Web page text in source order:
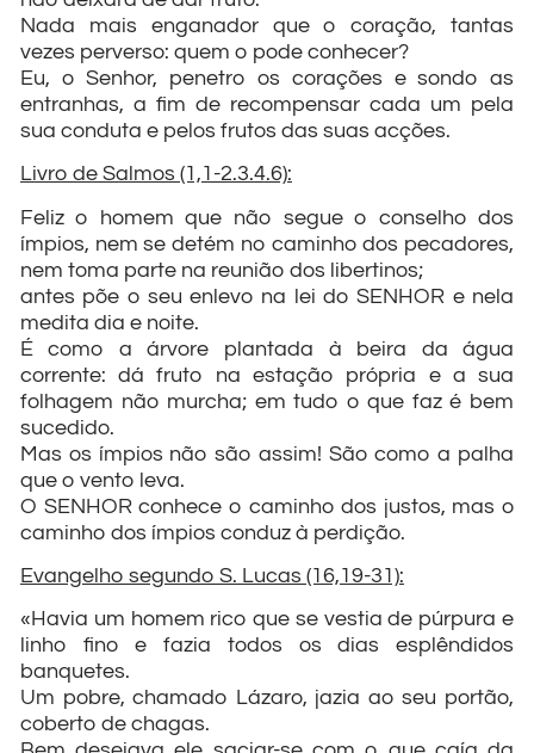
Nada mais enganador que o coração, tantas
vezes perverso: quem o pode conhecer?
Eu, o Senhor, penetro os corações e sondo as
entranhas, a fim de recompensar cada um pela
sua conduta e pelos frutos das suas acções.
Livro de Salmos (1,1-2.3.4.6):
Feliz o homem que não segue o conselho dos
ímpios, nem se detém no caminho dos pecadores,
nem toma parte na reunião dos libertinos;
antes põe o seu enlevo na lei do SENHOR e nela
medita dia e noite.
É como a árvore plantada à beira da água
corrente: dá fruto na estação própria e a sua
folhagem não murcha; em tudo o que faz é bem
sucedido.
Mas os ímpios não são assim! São como a palha
que o vento leva.
O SENHOR conhece o caminho dos justos, mas o
caminho dos ímpios conduz à perdição.
Evangelho segundo S. Lucas (16,19-31):
«Havia um homem rico que se vestia de púrpura e
linho fino e fazia todos os dias esplêndidos
banquetes.
Um pobre, chamado Lázaro, jazia ao seu portão,
coberto de chagas.